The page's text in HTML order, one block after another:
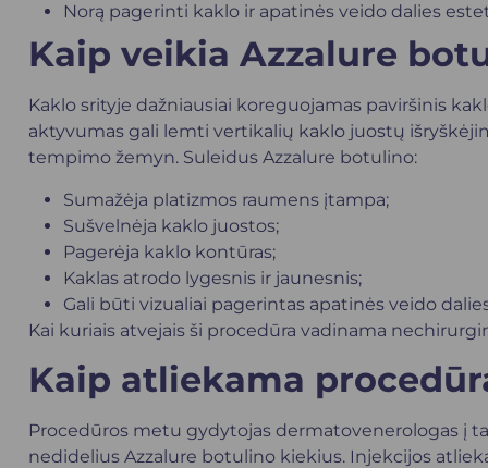
Norą pagerinti kaklo ir apatinės veido dalies
Kaip veikia Azzalure
Kaklo srityje dažniausiai koreguojamas paviršinis
aktyvumas gali lemti vertikalių kaklo juostų
tempimo žemyn. Suleidus Azzalure botulino:
Sumažėja platizmos raumens įtampa;
Sušvelnėja kaklo juostos;
Pagerėja kaklo kontūras;
Kaklas atrodo lygesnis ir jaunesnis;
Gali būti vizualiai pagerintas apatinės veido
Kai kuriais atvejais ši procedūra vadinama
Kaip atliekama
Procedūros metu gydytojas dermatovenerologas į
nedidelius Azzalure botulino kiekius. Injekcijos